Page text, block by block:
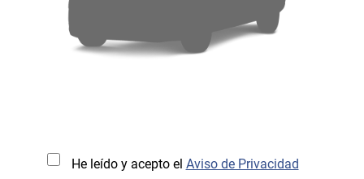
He leído y acepto el Aviso de Privacidad